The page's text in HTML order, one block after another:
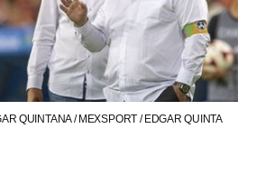
QUINTANA / MEXSPORT / EDGAR QUINTA